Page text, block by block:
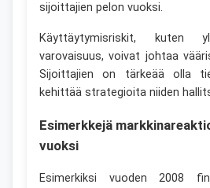
sijoittajien pelon vuoksi.
Käyttäytymisriskit, kuten
varovaisuus, voivat johtaa
Sijoittajien on tärkeää olla
kehittää strategioita niiden
Esimerkkejä
vuoksi
Esimerkiksi vuoden 2008